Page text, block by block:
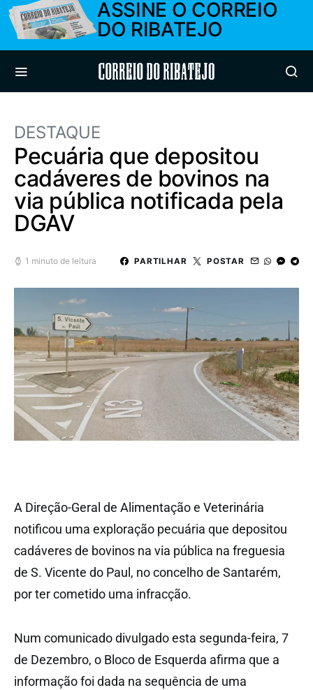
ASSINE O CORREIO
DO RIBATEJO
Correio do Ribatejo
DESTAQUE
Pecuária que depositou
cadáveres de bovinos na
via pública notificada pela
DGAV
1 minuto de leitura PARTILHAR POSTAR
A Direção-Geral de Alimentação e Veterinária
notificou uma exploração pecuária que depositou
cadáveres de bovinos na via pública na freguesia
de S. Vicente do Paul, no concelho de Santarém,
por ter cometido uma infracção.
Num comunicado divulgado esta segunda-feira, 7
de Dezembro, o Bloco de Esquerda afirma que a
informação foi dada na sequência de uma